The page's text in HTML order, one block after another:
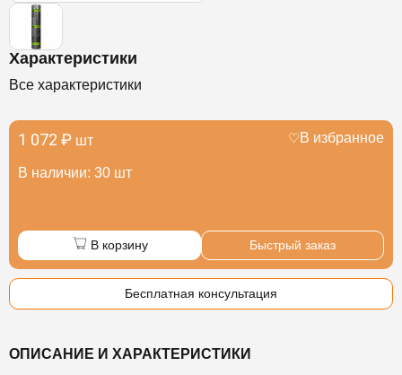
Характеристики
Все характеристики
1 072 ₽ шт
В наличии: 30 шт
В избранное
В корзину Быстрый заказ
Бесплатная консультация
ОПИСАНИЕ И ХАРАКТЕРИСТИКИ